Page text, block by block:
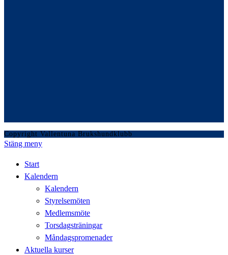
Copyright Vallentuna Brukshundklubb
Stäng meny
Start
Kalendern
Kalendern
Styrelsemöten
Medlemsmöte
Torsdagsträningar
Måndagspromenader
Aktuella kurser